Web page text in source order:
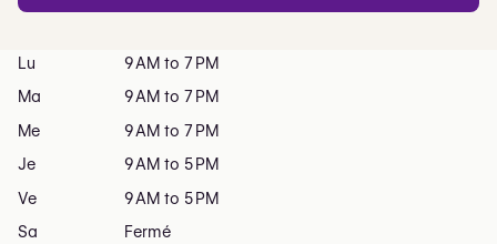
Lu
9 AM to 7 PM
Ma
9 AM to 7 PM
Me
9 AM to 7 PM
Je
9 AM to 5 PM
Ve
9 AM to 5 PM
Sa
Fermé